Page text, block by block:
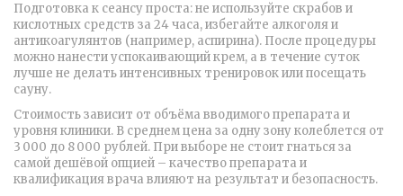
Подготовка к сеансу проста: не используйте скрабов и
кислотных средств за 24 часа, избегайте алкоголя и
антикоагулянтов (например, аспирина). После процедуры
можно нанести успокаивающий крем, а в течение суток
лучше не делать интенсивных тренировок или посещать
сауну.
Стоимость зависит от объёма вводимого препарата и
уровня клиники. В среднем цена за одну зону колеблется от
3 000 до 8 000 рублей. При выборе не стоит гнаться за
самой дешёвой опцией – качество препарата и
квалификация врача влияют на результат и безопасность.